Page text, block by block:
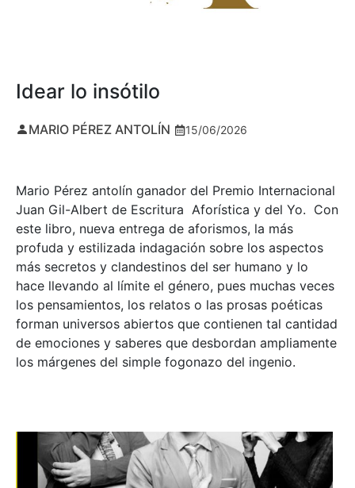
Idear lo insótilo
MARIO PÉREZ ANTOLÍN 15/06/2026
Mario Pérez antolín ganador del Premio Internacional
Juan Gil-Albert de Escritura Aforística y del Yo. Con
este libro, nueva entrega de aforismos, la más
profuda y estilizada indagación sobre los aspectos
más secretos y clandestinos del ser humano y lo
hace llevando al límite el género, pues muchas veces
los pensamientos, los relatos o las prosas poéticas
forman universos abiertos que contienen tal cantidad
de emociones y saberes que desbordan ampliamente
los márgenes del simple fogonazo del ingenio.